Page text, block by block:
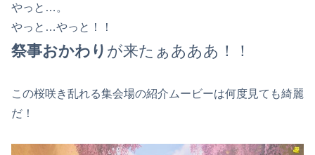
やっと…。
やっと…やっと！！
祭事おかわり が来たぁあああ！！
この桜咲き乱れる集会場の紹介ムービーは何度見ても綺麗
だ！